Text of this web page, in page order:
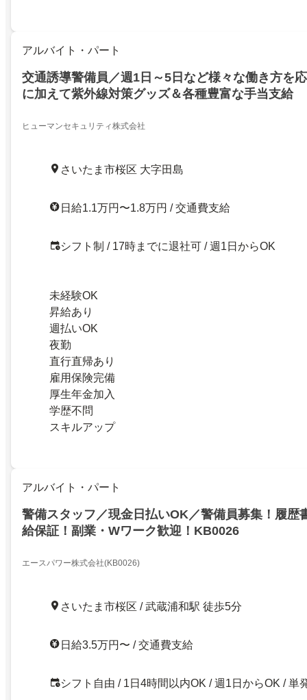
アルバイト・パート
交通誘導警備員／週1日～5日など様々な働き方を
に加えて紫外線対策グッズ＆各種豊富な手当支給
ヒューマンセキュリティ株式会社
さいたま市桜区 大字田島
日給1.1万円〜1.8万円 / 交通費支給
シフト制 / 17時までに退社可 / 週1日からOK
未経験OK
昇給あり
週払いOK
夜勤
直行直帰あり
雇用保険完備
厚生年金加入
学歴不問
スキルアップ
アルバイト・パート
警備スタッフ／現金日払いOK／警備員募集！履歴
給保証！副業・Wワーク歓迎！KB0026
エースパワー株式会社(KB0026)
さいたま市桜区 / 武蔵浦和駅 徒歩5分
日給3.5万円〜 / 交通費支給
シフト自由 / 1日4時間以内OK / 週1日からOK / 単